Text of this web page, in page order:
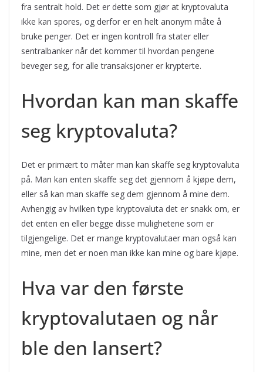
fra sentralt hold. Det er dette som gjør at kryptovaluta
ikke kan spores, og derfor er en helt anonym måte å
bruke penger. Det er ingen kontroll fra stater eller
sentralbanker når det kommer til hvordan pengene
beveger seg, for alle transaksjoner er krypterte.
Hvordan kan man skaffe
seg kryptovaluta?
Det er primært to måter man kan skaffe seg kryptovaluta
på. Man kan enten skaffe seg det gjennom å kjøpe dem,
eller så kan man skaffe seg dem gjennom å mine dem.
Avhengig av hvilken type kryptovaluta det er snakk om, er
det enten en eller begge disse mulighetene som er
tilgjengelige. Det er mange kryptovalutaer man også kan
mine, men det er noen man ikke kan mine og bare kjøpe.
Hva var den første
kryptovalutaen og når
ble den lansert?